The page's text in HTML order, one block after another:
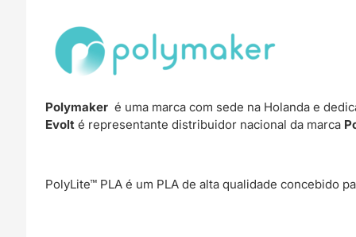
Polymaker é uma marca com sede na Holanda e
Evolt é representante distribuidor nacional da marca
PolyLite™ PLA é um PLA de alta qualidade concebido